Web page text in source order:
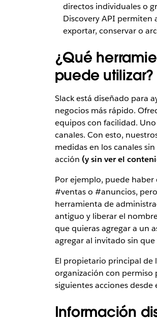
directos individuales o
Discovery API permiten
exportar, conservar o
¿Qué
puede utilizar?
Slack está diseñado para
negocios más rápido.
equipos con facilidad.
canales. Con esto,
medidas en los canales
acción (y sin ver el
Por ejemplo, puede
#ventas o #anuncios,
herramienta de
antiguo y liberar el
que quieras agregar a un
agregar al invitado sin
El propietario principal de
organización con permiso
siguientes acciones
Información